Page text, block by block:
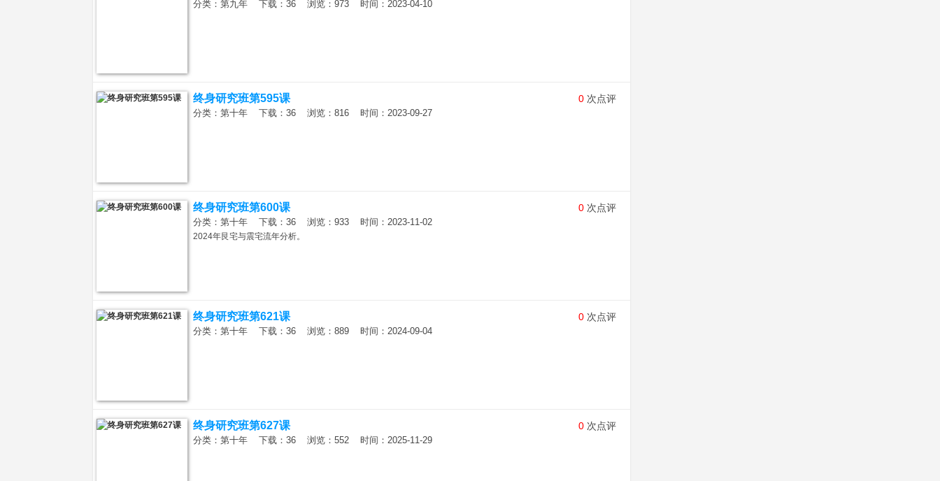
分类：第九年 下载：36 浏览：973 时间：2023-04-10
0 次点评
终身研究班第595课
分类：第十年 下载：36 浏览：816 时间：2023-09-27
0 次点评
终身研究班第600课
分类：第十年 下载：36 浏览：933 时间：2023-11-02
2024年艮宅与震宅流年分析。
0 次点评
终身研究班第621课
分类：第十年 下载：36 浏览：889 时间：2024-09-04
0 次点评
终身研究班第627课
分类：第十年 下载：36 浏览：552 时间：2025-11-29